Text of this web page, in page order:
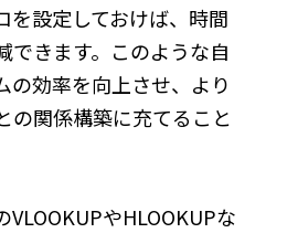
を設定しておけば、時間
できます。このような自
の効率を向上させ、より
の関係構築に充てること
VLOOKUPやHLOOKUPな